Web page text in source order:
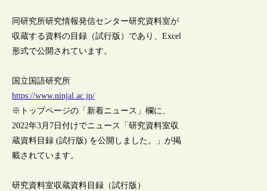
同研究所研究情報発信センター研究資料室が
収蔵する資料の目録（試行版）であり、Excel
形式で公開されています。
国立国語研究所
https://www.ninjal.ac.jp/
※トップページの「新着ニュース」欄に、
2022年3月7日付けでニュース「研究資料室収
蔵資料目録 (試行版) を公開しました。」が掲
載されています。
研究資料室収蔵資料目録（試行版）